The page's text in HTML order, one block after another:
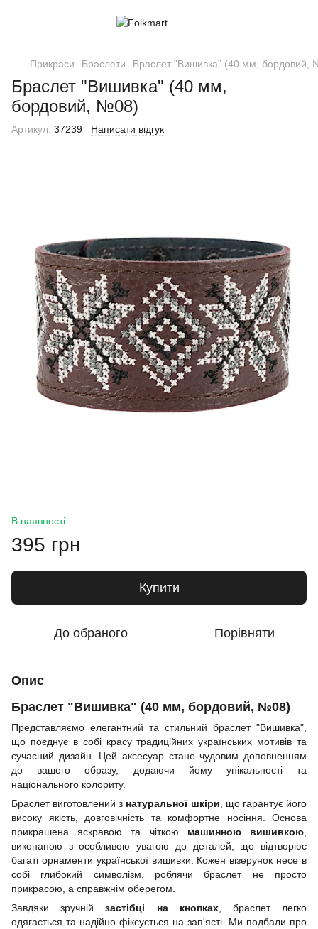
Прикраси Браслети Браслет "Вишивка" (40 мм, бордовий,
Браслет "Вишивка" (40 мм,
бордовий, №08)
Артикул: 37239 Написати відгук
В наявності
395 грн
Купити
До обраного Порівняти
Опис
Браслет "Вишивка" (40 мм, бордовий, №08)
Представляємо елегантний та стильний браслет "Вишивка",
що поєднує в собі красу традиційних українських мотивів та
сучасний дизайн. Цей аксесуар стане чудовим доповненням
до вашого образу, додаючи йому унікальності та
національного колориту.
Браслет виготовлений з натуральної шкіри, що гарантує його
високу якість, довговічність та комфортне носіння. Основа
прикрашена яскравою та чіткою машинною вишивкою,
виконаною з особливою увагою до деталей, що відтворює
багаті орнаменти української вишивки. Кожен візерунок несе в
собі глибокий символізм, роблячи браслет не просто
прикрасою, а справжнім оберегом.
Завдяки зручнійзастібці на кнопках, браслет легко
одягається та надійно фіксується на зап'ясті. Ми подбали про